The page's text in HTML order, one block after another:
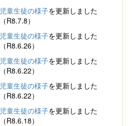
児童生徒の様子を更新しました
（R8.7.8）
児童生徒の様子を更新しました
（R8.6.26）
児童生徒の様子を更新しました
（R8.6.22）
児童生徒の様子を更新しました
（R8.6.22）
児童生徒の様子を更新しました
（R8.6.18）